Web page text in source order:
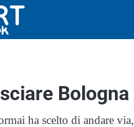
Bologna
ha scelto di andare via,